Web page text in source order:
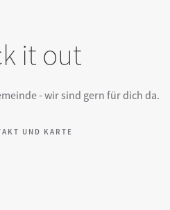
it out
- wir sind gern für dich da.
UND KARTE